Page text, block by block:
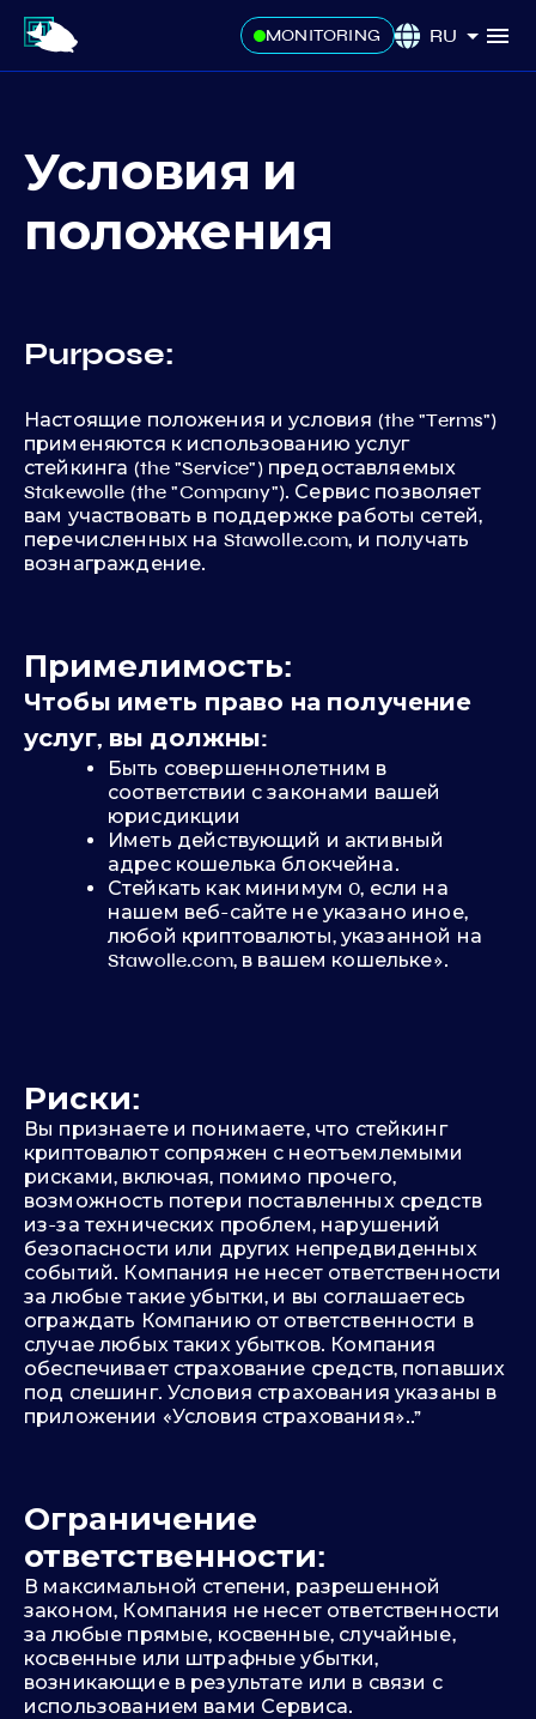
MONITORING RU
Условия и
положения
Purpose:
Настоящие положения и условия (the "Terms")
применяются к использованию услуг
стейкинга (the "Service") предоставляемых
Stakewolle (the "Company"). Сервис позволяет
вам участвовать в поддержке работы сетей,
перечисленных на Stawolle.com, и получать
вознаграждение.
Примелимость:
Чтобы иметь право на получение
услуг, вы должны:
Быть совершеннолетним в
соответствии с законами вашей
юрисдикции
Иметь действующий и активный
адрес кошелька блокчейна.
Стейкать как минимум 0, если на
нашем веб-сайте не указано иное,
любой криптовалюты, указанной на
Stawolle.com, в вашем кошельке».
Риски:
Вы признаете и понимаете, что стейкинг
криптовалют сопряжен с неотъемлемыми
рисками, включая, помимо прочего,
возможность потери поставленных средств
из-за технических проблем, нарушений
безопасности или других непредвиденных
событий. Компания не несет ответственности
за любые такие убытки, и вы соглашаетесь
ограждать Компанию от ответственности в
случае любых таких убытков. Компания
обеспечивает страхование средств, попавших
под слешинг. Условия страхования указаны в
приложении «Условия страхования»..”
Ограничение
ответственности:
В максимальной степени, разрешенной
законом, Компания не несет ответственности
за любые прямые, косвенные, случайные,
косвенные или штрафные убытки,
возникающие в результате или в связи с
использованием вами Сервиса.